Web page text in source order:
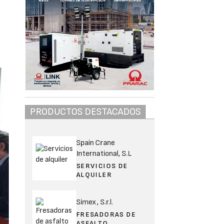
PRODUCTOS DESTACADOS
Spain Crane
International, S.L
SERVICIOS DE
ALQUILER
Simex, S.r.l.
FRESADORAS DE